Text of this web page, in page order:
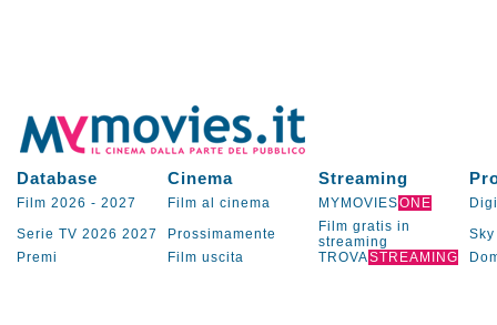
Database Cinema Streaming
Film 2026 - 2027 Film al cinema MYMOVIESONE
Serie TV 2026 2027 Prossimamente
Film gratis in
streaming
Sky
Premi
Film uscita TROVASTREAMING